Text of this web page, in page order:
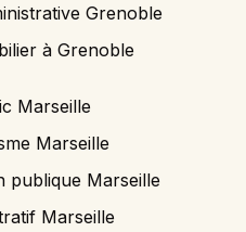
Grenoble
à Grenoble
Marseille
Marseille
publique Marseille
Marseille